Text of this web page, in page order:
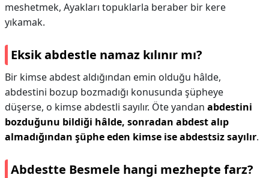
meshetmek, Ayakları topuklarla beraber bir kere
yıkamak.
Eksik abdestle namaz kılınır mı?
Bir kimse abdest aldığından emin olduğu hâlde,
abdestini bozup bozmadığı konusunda şüpheye
düşerse, o kimse abdestli sayılır. Öte yandan abdestini
bozduğunu bildiği hâlde, sonradan abdest alıp
almadığından şüphe eden kimse ise abdestsiz sayılır.
Abdestte Besmele hangi mezhepte farz?